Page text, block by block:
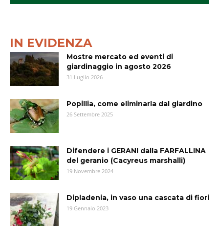
IN EVIDENZA
Mostre mercato ed eventi di
giardinaggio in agosto 2026
31 Luglio 2026
Popillia, come eliminarla dal giardino
26 Settembre 2025
Difendere i GERANI dalla FARFALLINA
del geranio (Cacyreus marshalli)
19 Novembre 2024
Dipladenia, in vaso una cascata di fiori
19 Gennaio 2023